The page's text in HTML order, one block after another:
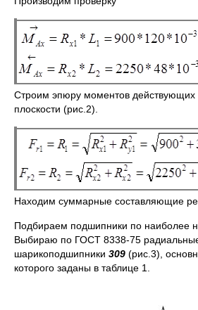
Строим эпюру моментов действующих
плоскости (рис.2).
Находим суммарные составляющие
Подбираем подшипники по наиболее
Выбираю по ГОСТ 8338-75
шарикоподшипники 309 (рис.3),
которого заданы в таблице 1.